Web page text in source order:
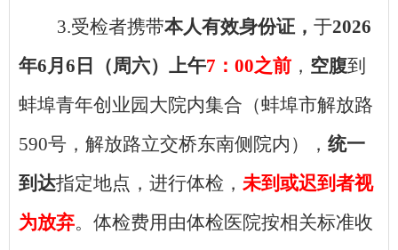
3.受检者携带本人有效身份证， 于2026
年6月6日（周六）上午7：00之前 ， 空腹到
蚌埠青年创业园大院内集合（蚌埠市解放路
590号，解放路立交桥东南侧院内）
， 统一
到达指定地点，进行体检， 未到或迟到者视
为放弃。 体检费用由体检医院按相关标准收